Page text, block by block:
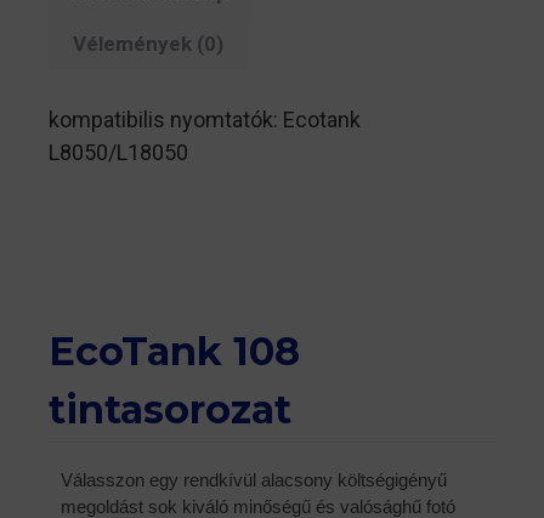
Vélemények (0)
kompatibilis nyomtatók: Ecotank
L8050/L18050
EcoTank 108
tintasorozat
Válasszon egy rendkívül alacsony költségigényű
megoldást sok kiváló minőségű és valósághű fotó